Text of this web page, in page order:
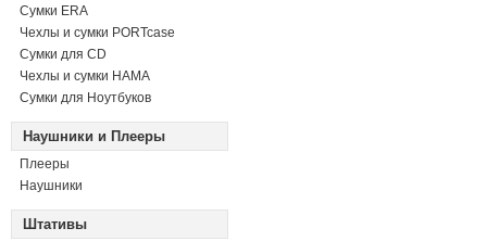
Сумки ERA
Чехлы и сумки PORTcase
Сумки для CD
Чехлы и сумки HAMA
Сумки для Ноутбуков
Наушники и Плееры
Плееры
Наушники
Штативы